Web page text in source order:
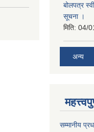
बोलपत्र
सूचना ।
मिति: 04/
अन्य
सम्मानीय